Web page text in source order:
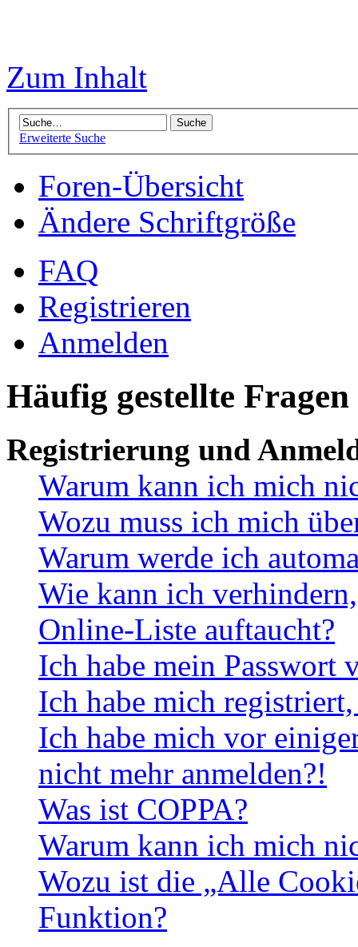
Zum Inhalt
Erweiterte Suche
Foren-Übersicht
Ändere Schriftgröße
FAQ
Registrieren
Anmelden
Häufig gestellte Fragen
Registrierung und
Warum kann ich mich
Wozu muss ich mich
Warum werde ich
Wie kann ich
Online-Liste auftaucht?
Ich habe mein Passwort
Ich habe mich
Ich habe mich vor
nicht mehr anmelden?!
Was ist COPPA?
Warum kann ich mich
Wozu ist die „Alle
Funktion?